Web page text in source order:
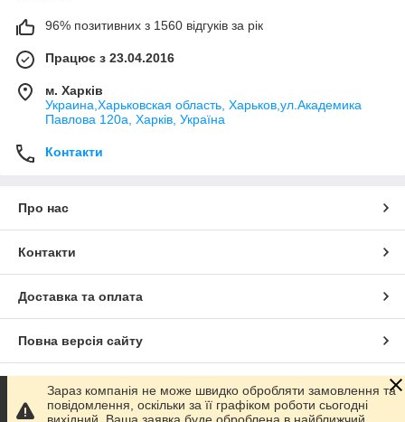
96% позитивних з 1560 відгуків за рік
Працює з 23.04.2016
м. Харків
Украина,Харьковская область, Харьков,ул.Академика
Павлова 120а, Харків, Україна
Контакти
Про нас
Контакти
Доставка та оплата
Повна версія сайту
Сайт створено на маркетплейсі Prom.ua
Зараз компанія не може швидко обробляти замовлення та
повідомлення, оскільки за її графіком роботи сьогодні